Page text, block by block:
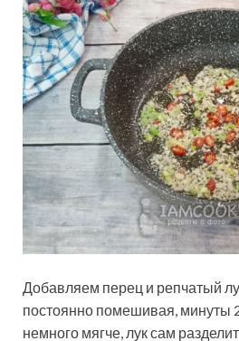
Добавляем перец и репчатый
постоянно помешивая, минуты
немного мягче, лук сам